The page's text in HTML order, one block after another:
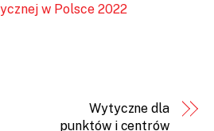
w Polsce 2022
Wytyczne dla
punktów i centrów